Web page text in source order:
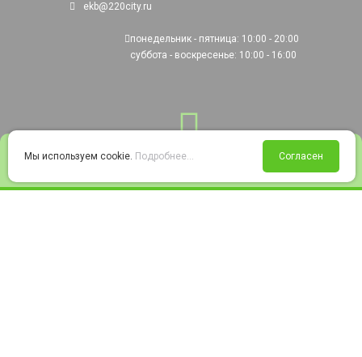
Войти Избранное Корзина
ekb@220city.ru
понедельник - пятница: 10:00 - 20:00
суббота - воскресенье: 10:00 - 16:00
Мы используем cookie. Подробнее... Согласен